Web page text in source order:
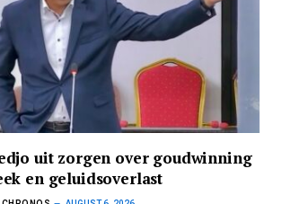
uit zorgen over goudwinning
en geluidsoverlast